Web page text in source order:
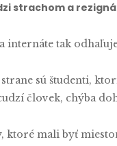
strachom a
internáte tak
sú študenti,
človek, chýba
ktoré mali byť